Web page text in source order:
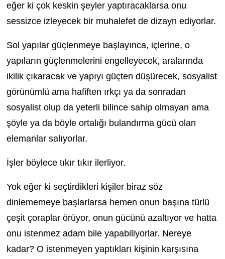
eğer ki çok keskin şeyler yaptıracaklarsa onu
sessizce izleyecek bir muhalefet de dizayn ediyorlar.
Sol yapılar güçlenmeye başlayınca, içlerine, o
yapıların güçlenmelerini engelleyecek, aralarında
ikilik çıkaracak ve yapıyı güçten düşürecek, sosyalist
görünümlü ama hafiften ırkçı ya da sonradan
sosyalist olup da yeterli bilince sahip olmayan ama
şöyle ya da böyle ortalığı bulandırma gücü olan
elemanlar salıyorlar.
İşler böylece tıkır tıkır ilerliyor.
Yok eğer ki seçtirdikleri kişiler biraz söz
dinlememeye başlarlarsa hemen onun başına türlü
çeşit çoraplar örüyor, onun gücünü azaltıyor ve hatta
onu istenmez adam bile yapabiliyorlar. Nereye
kadar? O istenmeyen yaptıkları kişinin karşısına